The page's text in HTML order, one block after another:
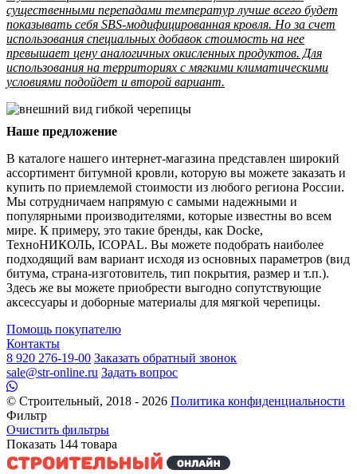
существенными перепадами температур лучше всего будет
показывать себя SBS-модифицированная кровля. Но за счет
использования специальных добавок стоимость на нее
превышает цену аналогичных окисленных продуктов. Для
использования на территориях с мягкими климатическими
условиями подойдет и второй вариант.
Наше предложение
В каталоге нашего интернет-магазина представлен широкий
ассортимент битумной кровли, которую вы можете заказать и
купить по приемлемой стоимости из любого региона России.
Мы сотрудничаем напрямую с самыми надежными и
популярными производителями, которые известны во всем
мире. К примеру, это такие бренды, как Docke,
ТехноНИКОЛЬ, ICOPAL. Вы можете подобрать наиболее
подходящий вам вариант исходя из основных параметров (вид
битума, страна-изготовитель, тип покрытия, размер и т.п.).
Здесь же вы можете приобрести выгодно сопутствующие
аксессуары и доборные материалы для мягкой черепицы.
Помощь покупателю
Контакты
8 920 276-19-00 Заказать обратный звонок
sale@str-online.ru Задать вопрос
© Строительный, 2018 - 2026 Политика конфиденциальности
Фильтр
Очистить фильтры
Показать 144 товара